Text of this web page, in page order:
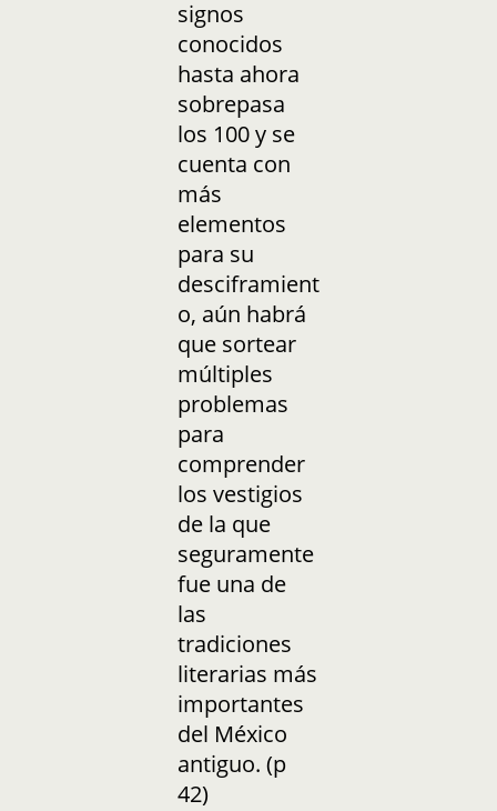
signos
conocidos
hasta ahora
sobrepasa
los 100 y se
cuenta con
más
elementos
para su
desciframient
o, aún habrá
que sortear
múltiples
problemas
para
comprender
los vestigios
de la que
seguramente
fue una de
las
tradiciones
literarias más
importantes
del México
antiguo. (p
42)